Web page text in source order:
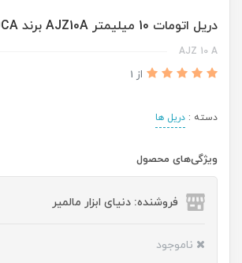
دریل اتومات 10 میلیمتر AJZ10A برند DCA
AJZ 10 A
از 1
دسته : دریل ها
ویژگی‌های محصول
فروشنده: دنیای ابزار مالمیر
ناموجود